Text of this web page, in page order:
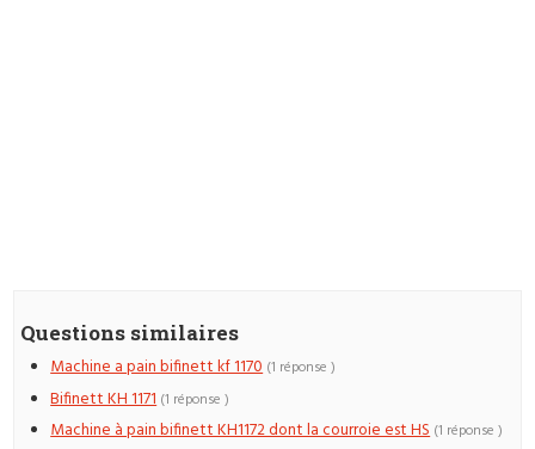
Questions similaires
Machine a pain bifinett kf 1170 (1 réponse )
Bifinett KH 1171 (1 réponse )
Machine à pain bifinett KH1172 dont la courroie est HS (1 réponse )